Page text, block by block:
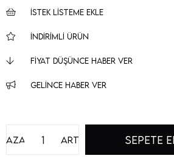
İSTEK LISTEME EKLE
İNDIRIMLI ÜRÜN
FIYAT DÜŞÜNCE HABER VER
GELINCE HABER VER
Artır
Azalt